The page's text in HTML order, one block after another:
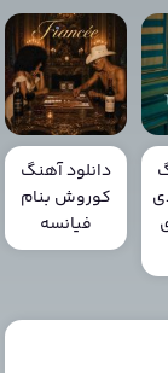
دانلود آهنگ
کوروش بنام
فیانسه